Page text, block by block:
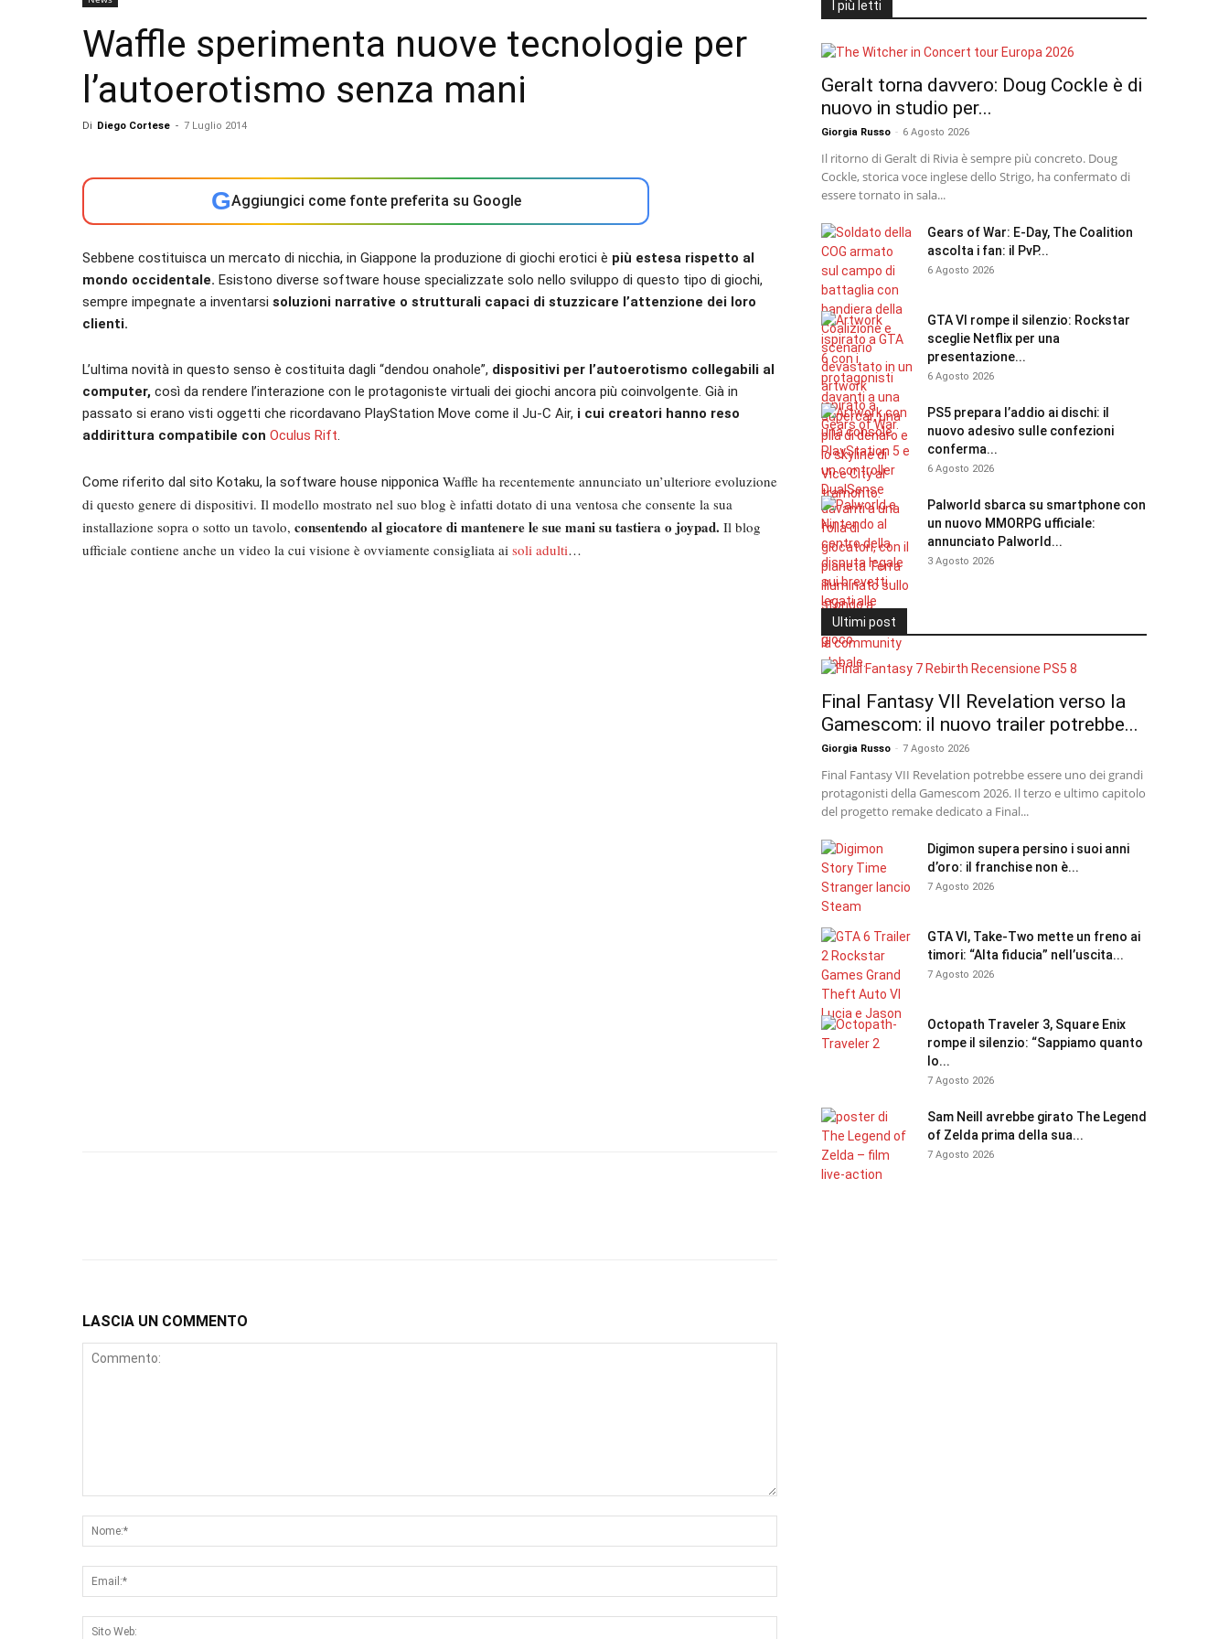
Waffle sperimenta nuove tecnologie per
l’autoerotismo senza mani
Di Diego Cortese - 7 Luglio 2014
GAggiungici come fonte preferita su Google
Sebbene costituisca un mercato di nicchia, in Giappone la produzione di giochi erotici è più estesa rispetto al
mondo occidentale. Esistono diverse software house specializzate solo nello sviluppo di questo tipo di giochi,
sempre impegnate a inventarsi soluzioni narrative o strutturali capaci di stuzzicare l’attenzione dei loro
clienti.
L’ultima novità in questo senso è costituita dagli “dendou onahole”, dispositivi per l’autoerotismo collegabili al
computer, così da rendere l’interazione con le protagoniste virtuali dei giochi ancora più coinvolgente. Già in
passato si erano visti oggetti che ricordavano PlayStation Move come il Ju-C Air, i cui creatori hanno reso
addirittura compatibile con Oculus Rift.
Come riferito dal sito Kotaku, la software house nipponica Waffle ha recentemente annunciato un’ulteriore evoluzione
di questo genere di dispositivi. Il modello mostrato nel suo blog è infatti dotato di una ventosa che consente la sua
installazione sopra o sotto un tavolo, consentendo al giocatore di mantenere le sue mani su tastiera o joypad. Il blog
ufficiale contiene anche un video la cui visione è ovviamente consigliata ai soli adulti…
LASCIA UN COMMENTO
I più letti
Geralt torna davvero: Doug Cockle è di
nuovo in studio per...
Giorgia Russo - 6 Agosto 2026
Il ritorno di Geralt di Rivia è sempre più concreto. Doug
Cockle, storica voce inglese dello Strigo, ha confermato di
essere tornato in sala...
Gears of War: E-Day, The Coalition
ascolta i fan: il PvP...
6 Agosto 2026
GTA VI rompe il silenzio: Rockstar
sceglie Netflix per una
presentazione...
6 Agosto 2026
PS5 prepara l’addio ai dischi: il
nuovo adesivo sulle confezioni
conferma...
6 Agosto 2026
Palworld sbarca su smartphone con
un nuovo MMORPG ufficiale:
annunciato Palworld...
3 Agosto 2026
Ultimi post
Final Fantasy VII Revelation verso la
Gamescom: il nuovo trailer potrebbe...
Giorgia Russo - 7 Agosto 2026
Final Fantasy VII Revelation potrebbe essere uno dei grandi
protagonisti della Gamescom 2026. Il terzo e ultimo capitolo
del progetto remake dedicato a Final...
Digimon supera persino i suoi anni
d’oro: il franchise non è...
7 Agosto 2026
GTA VI, Take-Two mette un freno ai
timori: “Alta fiducia” nell’uscita...
7 Agosto 2026
Octopath Traveler 3, Square Enix
rompe il silenzio: “Sappiamo quanto
lo...
7 Agosto 2026
Sam Neill avrebbe girato The Legend
of Zelda prima della sua...
7 Agosto 2026